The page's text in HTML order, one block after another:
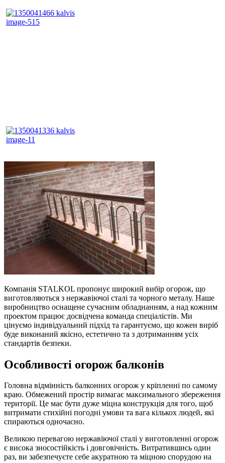
Компанія STALKOL пропонує широкий вибір огорож, що
виготовляються з нержавіючої сталі та чорного металу. Наше
виробництво оснащене сучасним обладнанням, а над кожним
проектом працює досвідчена команда спеціалістів. Ми
цінуємо індивідуальний підхід та гарантуємо, що кожен виріб
буде виконаний якісно, естетично та з дотриманням усіх
стандартів безпеки.
Особливості огорож балконів
Головна відмінність балконних огорож у кріпленні по самому
краю. Обмежений простір вимагає максимального збереження
території. Це має бути дуже міцна конструкція для того, щоб
витримати стихійні погодні умови та вага кількох людей, які
спираються одночасно.
Великою перевагою нержавіючої сталі у виготовленні огорож
є висока зносостійкість і довговічність. Витратившись один
раз, ви забезпечуєте себе акуратною та міцною спорудою на